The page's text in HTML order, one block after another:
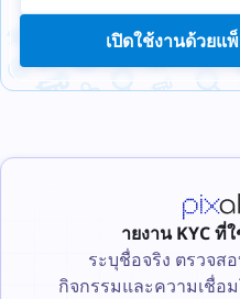
เปิดใช้งานด้วยแ
ายงาน KYC ที่
ระบุชื่อจริง ตรวจส
กิจกรรมและความเชื่อ